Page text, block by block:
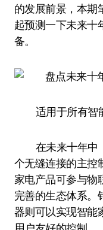
的发展前景，本期
起预测一下未来十
备。
适用于所有智
在未来十年中
个无缝连接的主控
家电产品可参与物
完善的生态体系。
器则可以实现智能